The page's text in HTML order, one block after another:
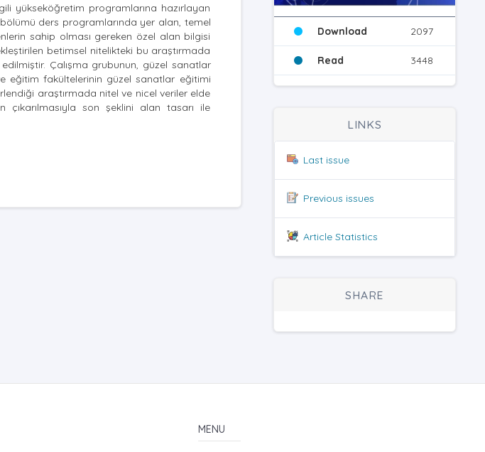
yükseköğretim programlarına hazırlayan
ders programlarında yer alan, temel
sahip olması gereken özel alan bilgisi
betimsel nitelikteki bu araştırmada
Çalışma grubunun, güzel sanatlar
eğitim fakültelerinin güzel sanatlar eğitimi
araştırmada nitel ve nicel veriler elde
son şeklini alan tasarı ile
Download 2097
Read 3448
LINKS
Last issue
Previous issues
Article Statistics
SHARE
MENU